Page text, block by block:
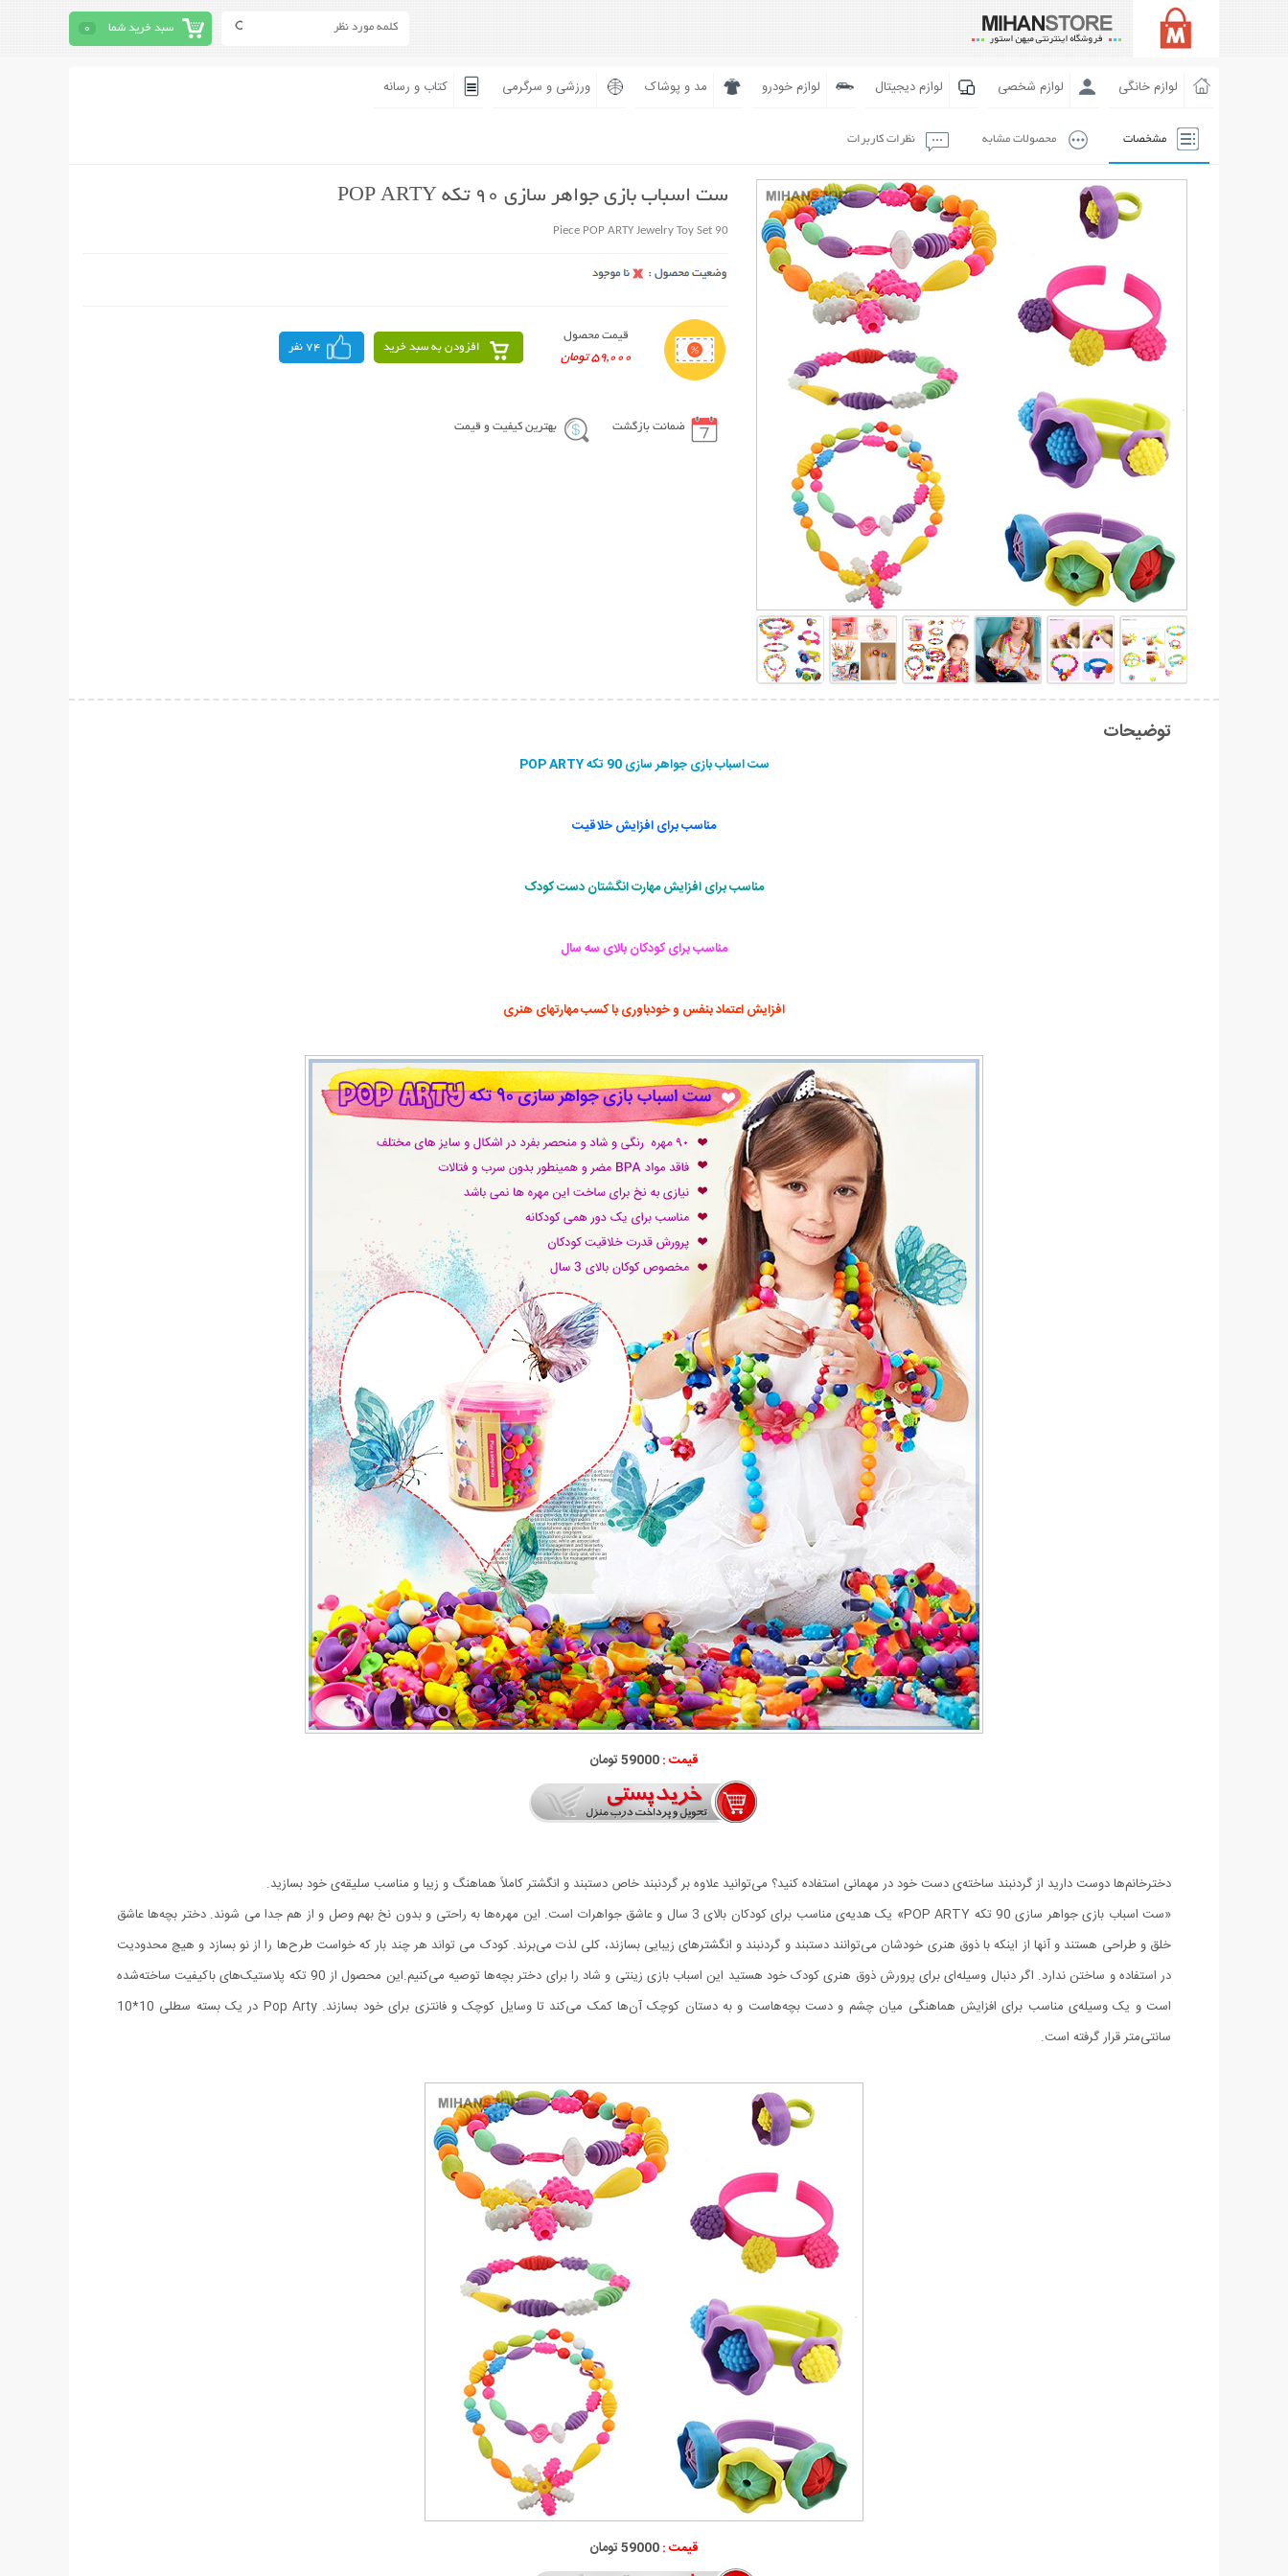
سبد خرید شما 0
لوازم خانگی لوازم شخصی لوازم دیجیتال لوازم خودرو مد و پوشاک ورزشی و سرگرمی کتاب و رسانه
مشخصات محصولات مشابه نظرات کاربرات
ست اسباب بازی جواهر سازی 90 تکه POP ARTY
90 Piece POP ARTY Jewelry Toy Set
قیمت محصول
59,000 تومان
افزودن به سبد خرید 74 نفر
ضمانت بازگشت بهترین کیفیت و قیمت
توضیحات
ست اسباب بازی جواهر سازی 90 تکه POP ARTY
مناسب برای افزایش خلاقیت
مناسب برای افزایش مهارت انگشتان دست کودک
مناسب برای کودکان بالای سه سال
افزایش اعتماد بنفس و خودباوری با کسب مهارتهای هنری
قیمت :59000 تومان
دخترخانم‌ها دوست دارید از گردنبند ساخته‌ی دست خود در مهمانی استفاده کنید؟ می‌توانید علاوه بر گردنبند خاص دستبند و انگشتر کاملاً هماهنگ و زیبا و مناسب سلیقه‌ی خود بسازید.
«ست اسباب بازی جواهر سازی 90 تکه POP ARTY» یک هدیه‌ی مناسب برای کودکان بالای 3 سال و عاشق جواهرات است. این مهره
ها به راحتی و بدون نخ بهم وصل و از هم جدا می شوند. دختر بچه‌ها عاشق
خلق و طراحی هستند و آنها از اینکه با ذوق هنری خودشان می‌توانند دستبند و گردنبند و انگشتر‌های زیبایی بسازند، کلی لذت می‌برند. کودک می تواند هر چند بار که خواست طرح‌ها را از نو بسازد و هیچ محدودیت
در استفاده و ساختن ندارد. اگر دنبال وسیله‌ای برای پرورش ذوق هنری کودک خود هستید این اسباب بازی زینتی و شاد را برای دختر بچه‌ها توصیه می‌کنیم.
این محصول از 90 تکه پلاستیک‌های باکیفیت ساخته‌شده
است و یک وسیله‌ی مناسب برای افزایش هماهنگی میان چشم و دست بچه‌هاست و به دستان کوچک آن‌ها کمک می‌کند تا وسایل کوچک و فانتزی برای خود بسازند. Pop Arty در یک بسته سطلی 10*10
سانتی‌متر قرار گرفته است.
قیمت :59000 تومان